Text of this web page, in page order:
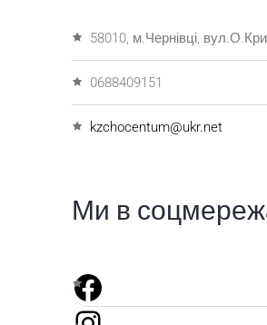
58010, м.Чернівці,
0688409151
kzchocentum@ukr.net
Ми в